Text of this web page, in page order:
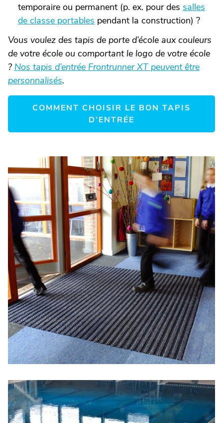
temporaire ou permanent (p. ex. pour des salles
de classe portables pendant la construction) ?
Vous voulez des tapis de porte d’école aux couleurs
de votre école ou comportant le logo de votre école
? Nos tapis d’entrée Frontrunner XT peuvent être
personnalisés.
COMMENT CHOISIR LE BON TAPIS
D’ENTRÉE